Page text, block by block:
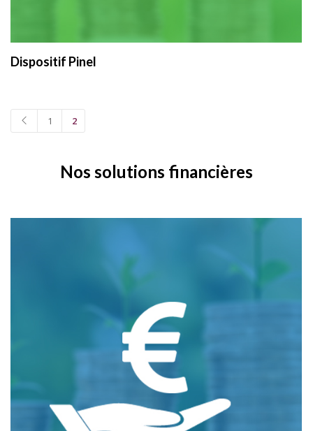
Dispositif Pinel
1 2
Nos solutions financières